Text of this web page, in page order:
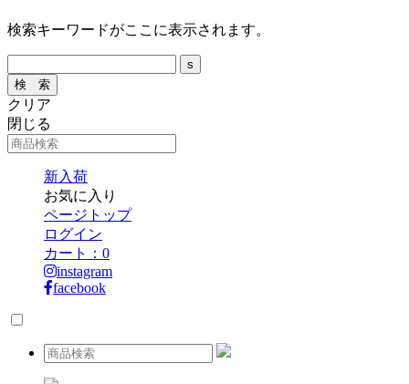
検索キーワードがここに表示されます。
クリア
閉じる
新入荷
お気に入り
ページトップ
ログイン
カート： 0
instagram
facebook